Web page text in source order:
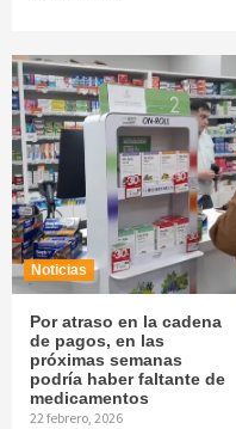
Noticias
Por atraso en la cadena
de pagos, en las
próximas semanas
podría haber faltante de
medicamentos
22 febrero, 2026